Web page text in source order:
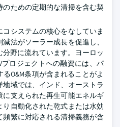
ための定期的な清掃を含む契
システムの核心をなしていま
法がソーラー成長を促進し、
分野に流れています。ヨーロッ
プロジェクトへの融資には、パ
O&M条項が含まれることがよ
地域では、インド、オーストラ
に支えられた再生可能エネルギ
自動化された乾式または水効
繁に対応される清掃義務が含